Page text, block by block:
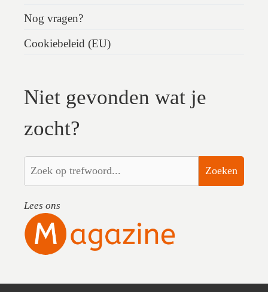
Nog vragen?
Cookiebeleid (EU)
Niet gevonden wat je
zocht?
Zoeken
Lees ons